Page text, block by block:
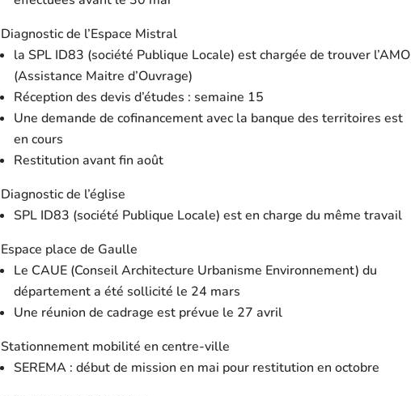
Diagnostic de l’Espace Mistral
la SPL ID83 (société Publique Locale) est chargée de trouver l’AMO
(Assistance Maitre d’Ouvrage)
Réception des devis d’études : semaine 15
Une demande de cofinancement avec la banque des territoires est
en cours
Restitution avant fin août
Diagnostic de l’église
SPL ID83 (société Publique Locale) est en charge du même travail
Espace place de Gaulle
Le CAUE (Conseil Architecture Urbanisme Environnement) du
département a été sollicité le 24 mars
Une réunion de cadrage est prévue le 27 avril
Stationnement mobilité en centre-ville
SEREMA : début de mission en mai pour restitution en octobre